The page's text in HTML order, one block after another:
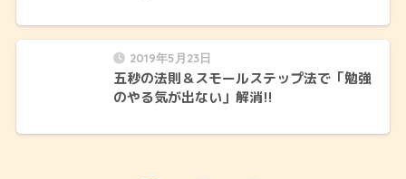
2019年5月23日
五秒の法則＆スモールステップ法で「勉強
のやる気が出ない」解消!!